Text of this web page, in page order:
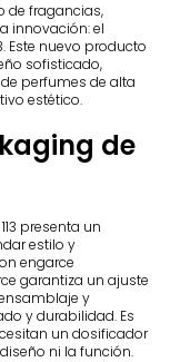
de fragancias,
innovación: el
Este nuevo producto
sofisticado,
perfumes de alta
estético.
de
presenta un
estilo y
engarce
garantiza un ajuste
y
y durabilidad. Es
un dosificador
ni la función.